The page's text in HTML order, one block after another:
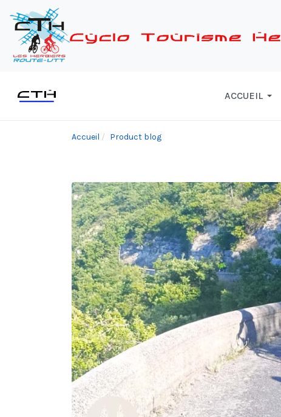
ACCUEIL
Accueil Product blog